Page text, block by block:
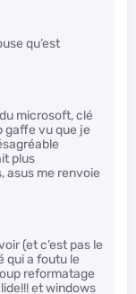
qu’est
microsoft, clé
gaffe vu que je
plus
asus me renvoie
(et c’est pas le
qui a foutu le
reformatage
et windows